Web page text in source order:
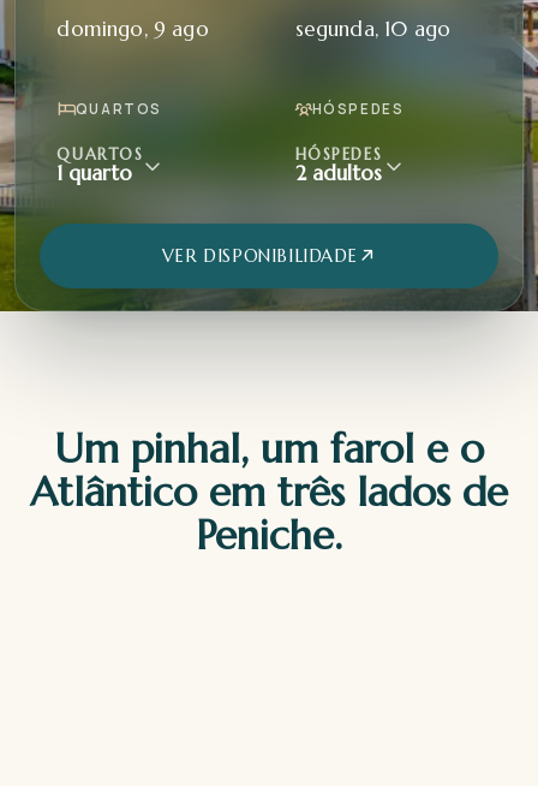
domingo, 9 ago segunda, 10 ago
QUARTOS
QUARTOS
1 quarto
HÓSPEDES
HÓSPEDES
2 adultos
VER DISPONIBILIDADE
Um pinhal, um farol e o
Atlântico em três lados de
Peniche.